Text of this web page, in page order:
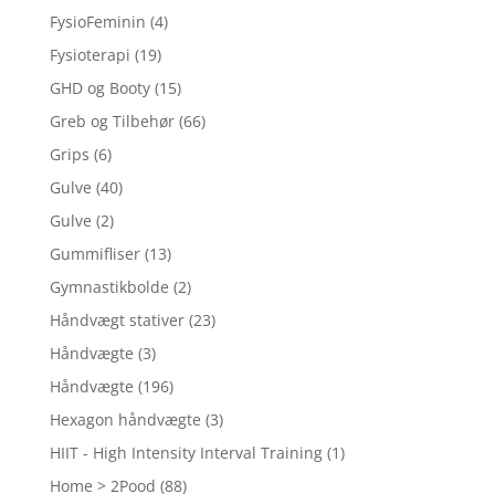
FysioFeminin (4)
Fysioterapi (19)
GHD og Booty (15)
Greb og Tilbehør (66)
Grips (6)
Gulve (40)
Gulve (2)
Gummifliser (13)
Gymnastikbolde (2)
Håndvægt stativer (23)
Håndvægte (3)
Håndvægte (196)
Hexagon håndvægte (3)
HIIT - High Intensity Interval Training (1)
Home > 2Pood (88)